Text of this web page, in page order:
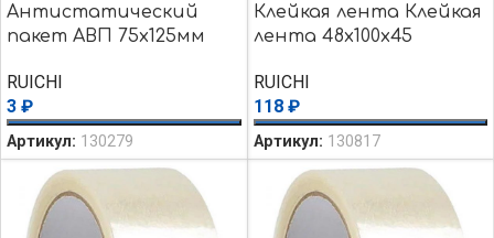
Антистатический
пакет АВП 75х125мм
RUICHI
3 ₽
Артикул: 130279
Клейкая лента Клейкая
лента 48х100х45
RUICHI
118 ₽
Артикул: 130817